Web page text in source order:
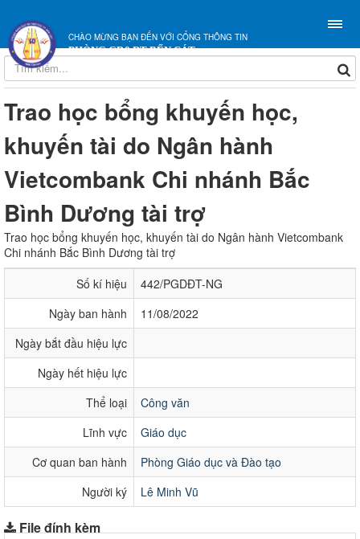
CHÀO MỪNG BẠN ĐẾN VỚI CỔNG THÔNG TIN
PHÒNG GD&ĐT BẾN CÁT
Trao học bổng khuyến học,
khuyến tài do Ngân hành
Vietcombank Chi nhánh Bắc
Bình Dương tài trợ
Trao học bổng khuyến học, khuyến tài do Ngân hành Vietcombank
Chi nhánh Bắc Bình Dương tài trợ
Số kí hiệu
442/PGDĐT-NG
Ngày ban hành
11/08/2022
Ngày bắt đầu hiệu lực
Ngày hết hiệu lực
Thể loại
Công văn
Lĩnh vực
Giáo dục
Cơ quan ban hành
Phòng Giáo dục và Đào tạo
Người ký
Lê Minh Vũ
File đính kèm